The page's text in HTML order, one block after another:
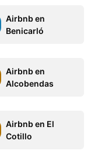
Airbnb en
Benicarló
Airbnb en
Alcobendas
Airbnb en El
Cotillo